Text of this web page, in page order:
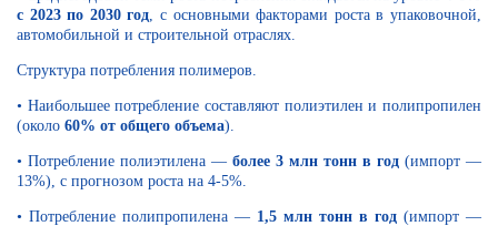
с 2023 по 2030 год , с основными факторами роста в упаковочной,
автомобильной и строительной отраслях.
Структура потребления полимеров.
• Наибольшее потребление составляют полиэтилен и полипропилен
(около 60% от общего объема).
• Потребление полиэтилена — более 3 млн тонн в год (импорт —
13%), с прогнозом роста на 4-5%.
• Потребление полипропилена — 1,5 млн тонн в год (импорт —